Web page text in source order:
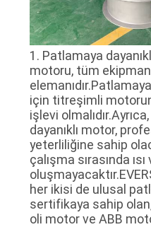
1. Patlamaya
motoru, tüm
için titreşimli
işlevi
dayanıklı motor,
yeterliliğine sahip
çalışma sırasında ısı
her ikisi de ulusal
sertifikaya sahip
oli motor ve ABB